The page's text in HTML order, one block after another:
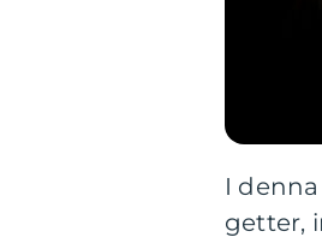
I
getter,